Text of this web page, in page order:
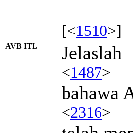
[<1510>]
AVB ITL Jelaslah
<1487>
bahawa
<2316>